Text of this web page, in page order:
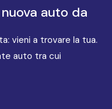
auto da
vieni a trovare la tua.
auto tra cui